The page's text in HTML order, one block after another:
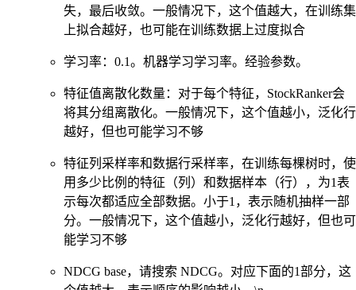
失，最后收敛。一般情况下，这个值越大，在训练集
上拟合越好，也可能在训练数据上过度拟合
学习率：0.1。机器学习学习率。经验参数。
特征值离散化数量：对于每个特征，StockRanker会
将其分组离散化。一般情况下，这个值越小，泛化行
越好，但也可能学习不够
特征列采样率和数据行采样率，在训练每棵树时，使
用多少比例的特征（列）和数据样本（行），为1表
示每次都适应全部数据。小于1，表示随机抽样一部
分。一般情况下，这个值越小，泛化行越好，但也可
能学习不够
NDCG base，请搜索 NDCG。对应下面的1部分，这